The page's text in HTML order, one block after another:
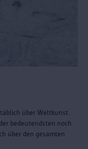
über Weltkunst.
bedeutendsten noch
über den gesamten